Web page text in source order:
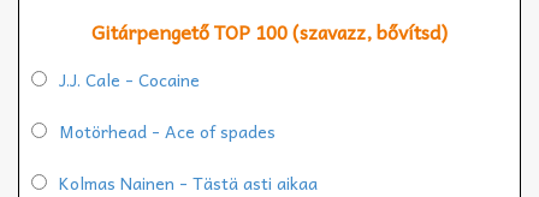
Gitárpengető TOP 100 (szavazz, bővítsd)
J.J. Cale - Cocaine
Motörhead - Ace of spades
Kolmas Nainen - Tästä asti aikaa